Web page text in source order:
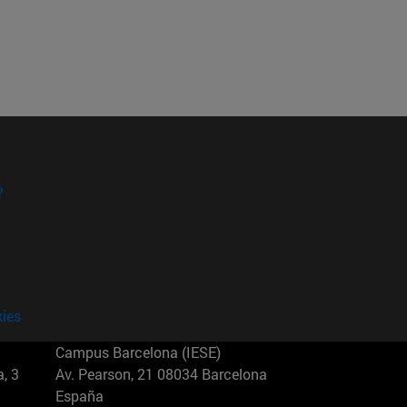
3
Campus Barcelona (IESE)
Av. Pearson, 21 08034 Barcelona
España